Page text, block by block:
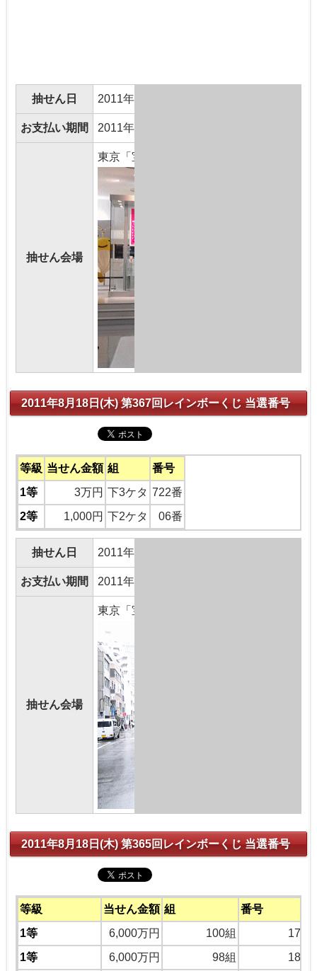
抽せん日 2011年11月25日(金曜日)
お支払い期間 2011年11月30日(水曜日)～2012年11月29
抽せん会場
東京「宝くじドリーム館」
2011年8月18日(木) 第367回レインボーくじ 当選番号
等級 当せん金額 組
番号
1等
3万円 下3ケタ 722番
2等
1,000円 下2ケタ 06番
抽せん日 2011年8月18日(木曜日)
お支払い期間 2011年8月23日(火曜日)～2012年8月22日(
抽せん会場
東京「宝くじドリーム館」
2011年8月18日(木) 第365回レインボーくじ 当選番号
等級 当せん金額 組
番号
1等
6,000万円 100組
1等
6,000万円 98組